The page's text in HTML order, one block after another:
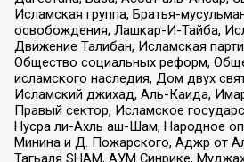
Исламская группа, Братья-
освобождения, Лашкар-И-Тайба,
Движение Талибан, Исламская
Общество социальных реформ,
исламского наследия, Дом двух
Исламский джихад, Аль-Каида,
Правый сектор, Исламское
Нусра ли-Ахль аш-Шам, Народное
Минина и Д. Пожарского, Аджр от
Тагьаля SHAM, АУМ Синрике,